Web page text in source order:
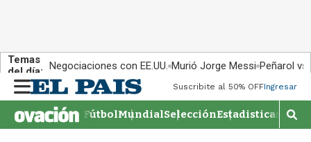
Temas
del día: Negociaciones con EE.UU. Murió Jorge Messi Peñarol
n
u
Suscribite al 50% OFFIngresar
FútbolMundialSelecciónEstadisticas
M
o